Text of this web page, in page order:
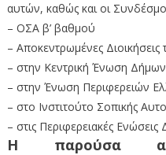
αυτών, καθώς και οι
– ΟΣΑ β’ βαθμού
– Αποκεντρωμένες
– στην Κεντρική Ένωση
– στην Ένωση Περιφερειών
– στο Ινστιτούτο Σοπικής
– στις Περιφερειακές
Η παρούσα